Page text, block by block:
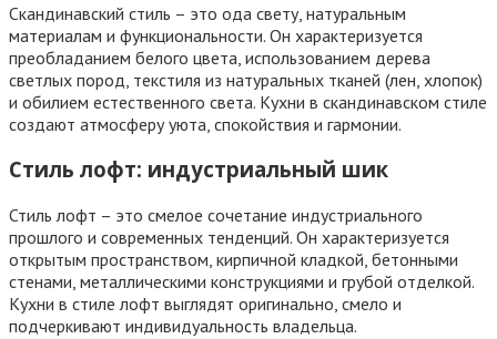
Скандинавский стиль – это ода свету, натуральным
материалам и функциональности. Он характеризуется
преобладанием белого цвета, использованием дерева
светлых пород, текстиля из натуральных тканей (лен, хлопок)
и обилием естественного света. Кухни в скандинавском стиле
создают атмосферу уюта, спокойствия и гармонии.
Стиль лофт: индустриальный шик
Стиль лофт – это смелое сочетание индустриального
прошлого и современных тенденций. Он характеризуется
открытым пространством, кирпичной кладкой, бетонными
стенами, металлическими конструкциями и грубой отделкой.
Кухни в стиле лофт выглядят оригинально, смело и
подчеркивают индивидуальность владельца.